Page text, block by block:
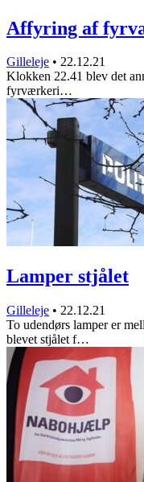
Affyring af
Gilleleje • 22.12.21
Klokken 22.41 blev det
fyrværkeri…
Lamper stjålet
Gilleleje • 22.12.21
To udendørs lamper er
blevet stjålet f…